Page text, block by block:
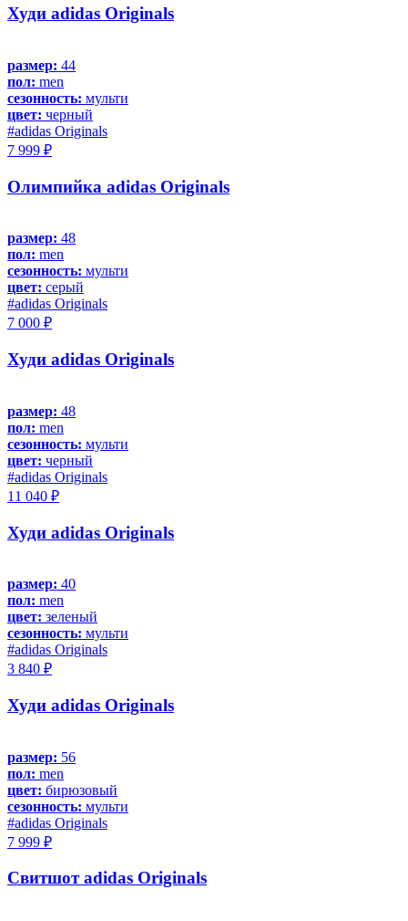
Худи adidas Originals
размер: 44
пол: men
сезонность: мульти
цвет: черный
#adidas Originals
7 999 ₽
Олимпийка adidas Originals
размер: 48
пол: men
сезонность: мульти
цвет: серый
#adidas Originals
7 000 ₽
Худи adidas Originals
размер: 48
пол: men
сезонность: мульти
цвет: черный
#adidas Originals
11 040 ₽
Худи adidas Originals
размер: 40
пол: men
цвет: зеленый
сезонность: мульти
#adidas Originals
3 840 ₽
Худи adidas Originals
размер: 56
пол: men
цвет: бирюзовый
сезонность: мульти
#adidas Originals
7 999 ₽
Свитшот adidas Originals